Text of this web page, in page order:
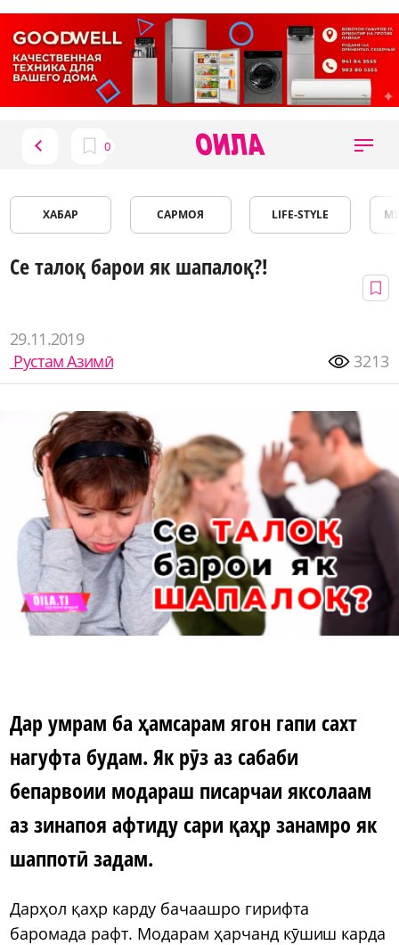
ХАБАР САРМОЯ LIFE-STYLE
Се талоқ барои як шапалоқ?!
29.11.2019
Рустам Азимӣ
3213
Дар умрам ба ҳамсарам ягон гапи сахт
нагуфта будам. Як рӯз аз сабаби
бепарвоии модараш писарчаи яксолаам
аз зинапоя афтиду сари қаҳр занамро як
шаппотӣ задам.
Дарҳол қаҳр карду бачаашро гирифта
баромада рафт. Модарам ҳарчанд кӯшиш карда